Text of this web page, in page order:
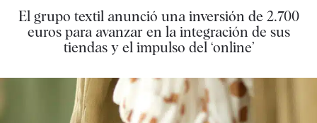
El grupo textil anunció una inversión de 2.700
euros para avanzar en la integración de sus
tiendas y el impulso del ‘online’